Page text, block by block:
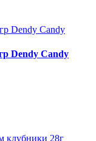
Dendy Candy